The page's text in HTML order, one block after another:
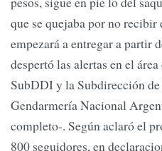
que se quejaba por no
empezará a entregar a partir
despertó las alertas en el
SubDDI y la Subdirección
Gendarmería Nacional
completo-. Según aclaró el
800 seguidores, en